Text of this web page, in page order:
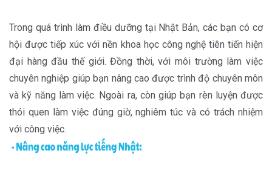
Trong quá trình làm điều dưỡng tại Nhật Bản, các bạn có cơ
hội được tiếp xúc với nền khoa học công nghệ tiên tiến hiện
đại hàng đầu thế giới. Đồng thời, với môi trường làm việc
chuyên nghiệp giúp bạn nâng cao được trình độ chuyên môn
và kỹ năng làm việc. Ngoài ra, còn giúp bạn rèn luyện được
thói quen làm việc đúng giờ, nghiêm túc và có trách nhiệm
với công việc.